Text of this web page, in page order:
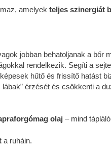
amelyek teljes szinergiát
jobban behatoljanak a bőr
rendelkezik. Segíti a
hűtő és frissítő hatást
érzését és csökkenti a
olaj – mind
a ruháin.